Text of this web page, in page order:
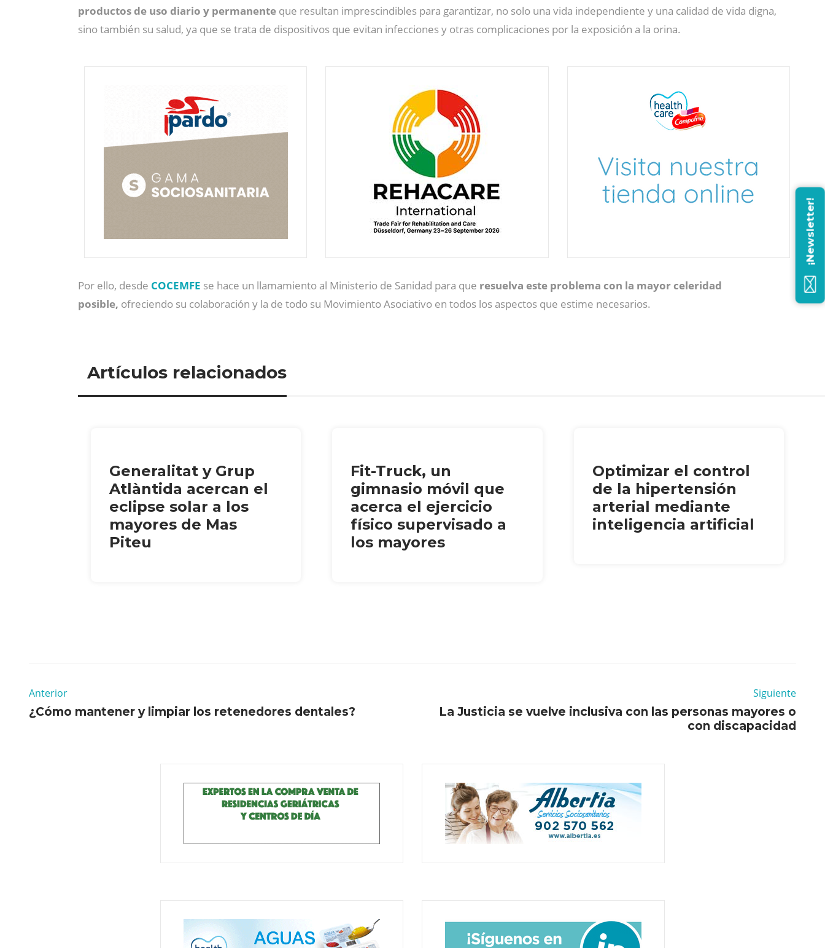
productos de uso diario y permanente que resultan imprescindibles para garantizar, no solo una vida independiente y una calidad de vida digna,
sino también su salud, ya que se trata de dispositivos que evitan infecciones y otras complicaciones por la exposición a la orina.
Por ello, desde COCEMFE se hace un llamamiento al Ministerio de Sanidad para que resuelva este problema con la mayor celeridad
posible, ofreciendo su colaboración y la de todo su Movimiento Asociativo en todos los aspectos que estime necesarios.
Artículos relacionados
Generalitat y Grup
Atlàntida acercan el
eclipse solar a los
mayores de Mas
Piteu
Fit-Truck, un
gimnasio móvil que
acerca el ejercicio
físico supervisado a
los mayores
Optimizar el control
de la hipertensión
arterial mediante
inteligencia artificial
Anterior
¿Cómo mantener y limpiar los retenedores dentales?
Siguiente
La Justicia se vuelve inclusiva con las personas mayores o
con discapacidad
¡Newsletter!